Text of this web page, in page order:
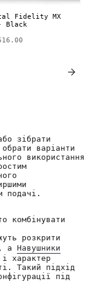
Fidelity MX
Black
зібрати
варіанти
використання
подачі.
комбінувати
розкрити
а Навушники
характер
Такий підхід
під